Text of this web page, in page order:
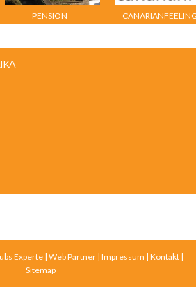
PENSION
Experte | Web Partner | Impressum | Kontakt |
Sitemap